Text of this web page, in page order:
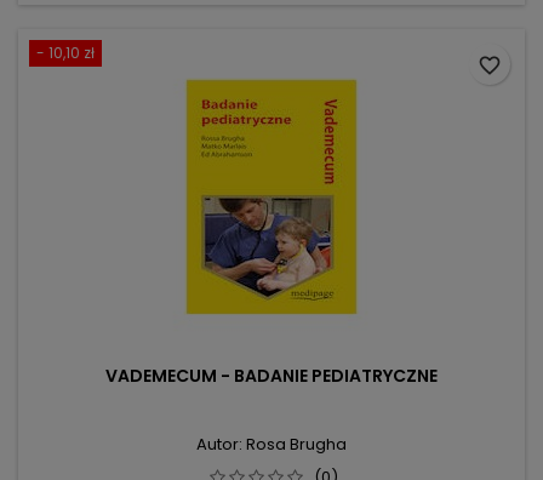
- 10,10 zł
VADEMECUM - BADANIE PEDIATRYCZNE
Autor: Rosa Brugha
favorite_border